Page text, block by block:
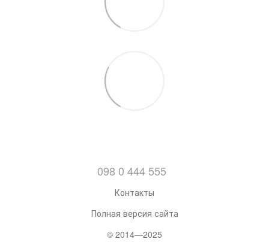
098 0 444 555
Контакты
Полная версия сайта
© 2014—2025